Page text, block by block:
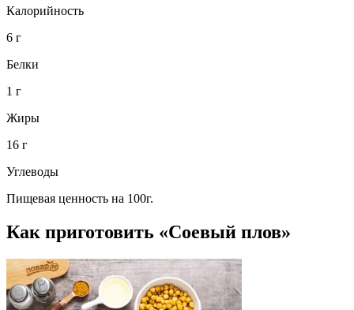
Калорийность
6 г
Белки
1 г
Жиры
16 г
Углеводы
Пищевая ценность на 100г.
Как приготовить «Соевый плов»